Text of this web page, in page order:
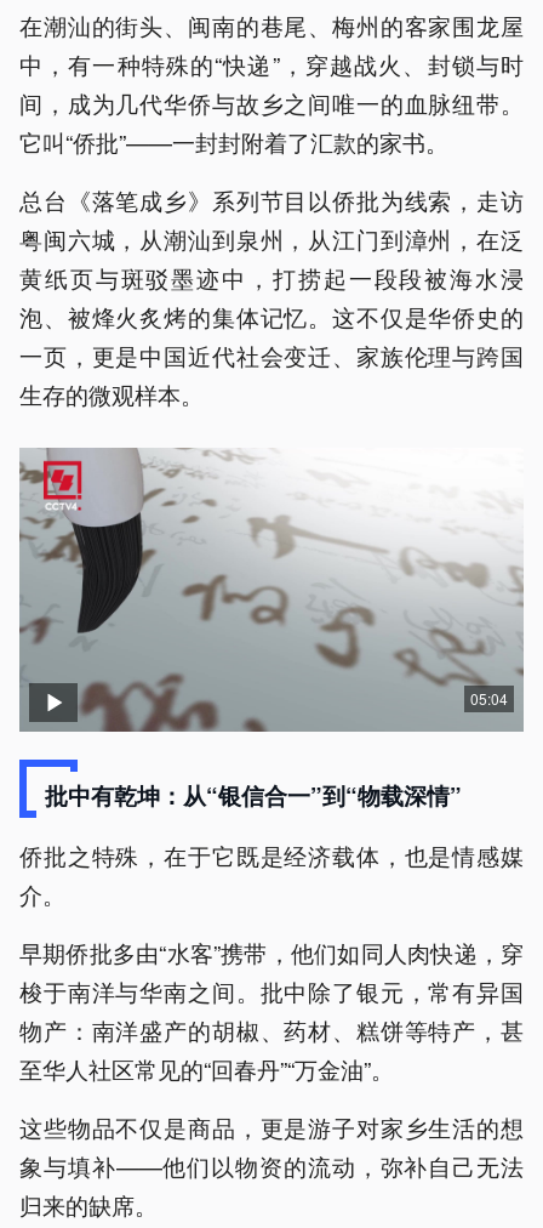
在潮汕的街头、闽南的巷尾、梅州的客家围龙屋
中，有一种特殊的“快递”，穿越战火、封锁与时
间，成为几代华侨与故乡之间唯一的血脉纽带。
它叫“侨批”——一封封附着了汇款的家书。
总台《落笔成乡》系列节目以侨批为线索，走访
粤闽六城，从潮汕到泉州，从江门到漳州，在泛
黄纸页与斑驳墨迹中，打捞起一段段被海水浸
泡、被烽火炙烤的集体记忆。这不仅是华侨史的
一页，更是中国近代社会变迁、家族伦理与跨国
生存的微观样本。
05:04
批中有乾坤：从“银信合一”到“物载深情”
侨批之特殊，在于它既是经济载体，也是情感媒
介。
早期侨批多由“水客”携带，他们如同人肉快递，穿
梭于南洋与华南之间。批中除了银元，常有异国
物产：南洋盛产的胡椒、药材、糕饼等特产，甚
至华人社区常见的“回春丹”“万金油”。
这些物品不仅是商品，更是游子对家乡生活的想
象与填补——他们以物资的流动，弥补自己无法
归来的缺席。